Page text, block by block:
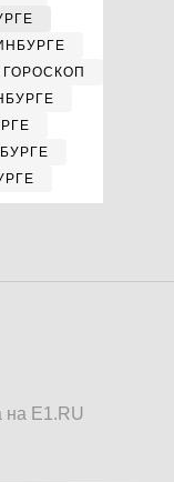
ГОРОСКОП
на E1.RU